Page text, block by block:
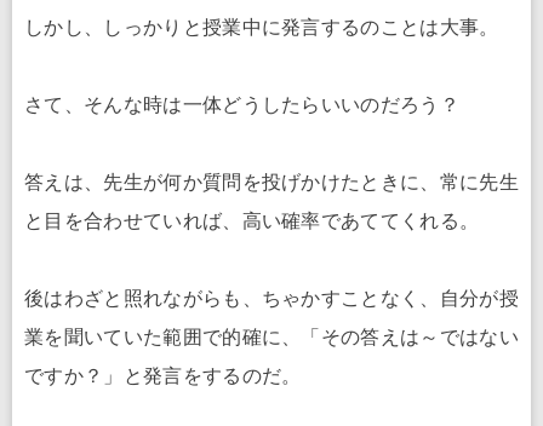
しかし、しっかりと授業中に発言するのことは大事。
さて、そんな時は一体どうしたらいいのだろう？
答えは、先生が何か質問を投げかけたときに、常に先生
と目を合わせていれば、高い確率であててくれる。
後はわざと照れながらも、ちゃかすことなく、自分が授
業を聞いていた範囲で的確に、「その答えは～ではない
ですか？」と発言をするのだ。